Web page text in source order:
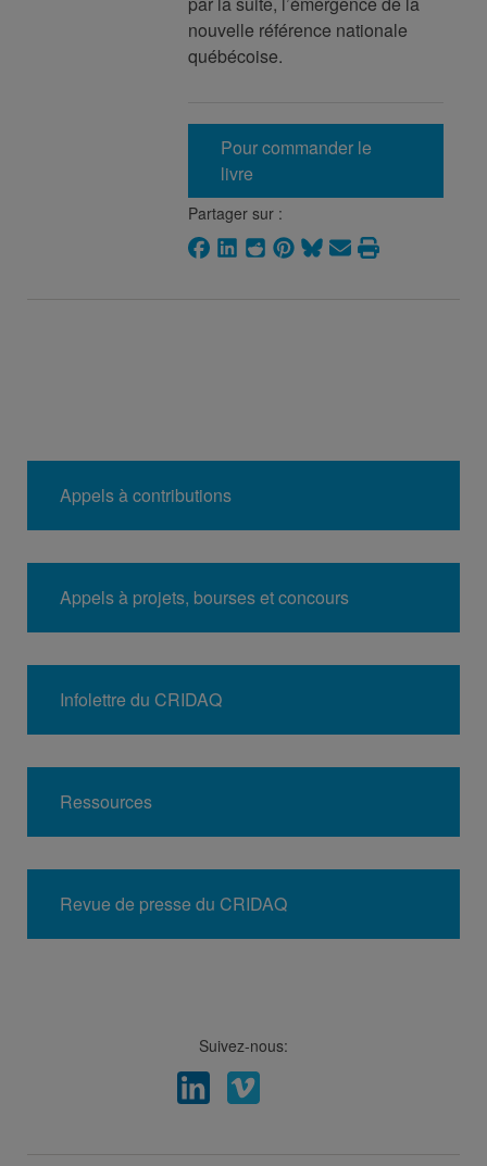
nouvelle référence nationale
québécoise.
Pour commander le
livre
Partager sur :
Appels à contributions
Appels à projets, bourses et concours
Infolettre du CRIDAQ
Ressources
Revue de presse du CRIDAQ
Suivez-nous:
FacebookLinkedInViméo